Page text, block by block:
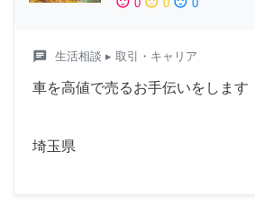
0 0 0
chat 生活相談 ▸ 取引・キャリア
車を高値で売るお手伝いをします
埼玉県